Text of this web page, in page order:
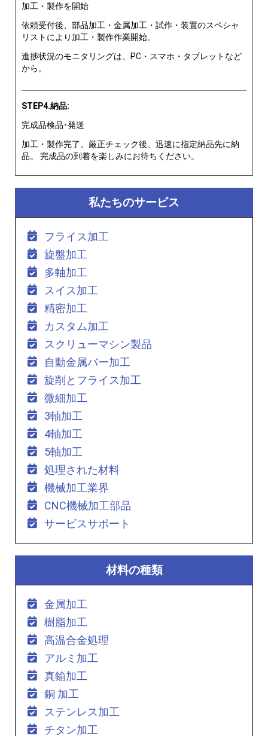
加工・製作を開始
依頼受付後、部品加工・金属加工・試作・装置のスペシャ
リストにより加工・製作作業開始。
進捗状況のモニタリングは、PC・スマホ・タブレットなど
から。
STEP4.納品:
完成品検品･発送
加工・製作完了。厳正チェック後、迅速に指定納品先に納
品。 完成品の到着を楽しみにお待ちください。
私たちのサービス
フライス加工
旋盤加工
多軸加工
スイス加工
精密加工
カスタム加工
スクリューマシン製品
自動金属バー加工
旋削とフライス加工
微細加工
3軸加工
4軸加工
5軸加工
処理された材料
機械加工業界
CNC機械加工部品
サービスサポート
材料の種類
金属加工
樹脂加工
高温合金処理
アルミ加工
真鍮加工
銅 加工
ステンレス加工
チタン加工